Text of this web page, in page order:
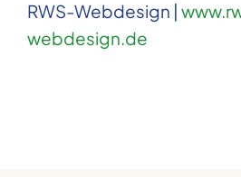
RWS-Webdesign |
webdesign.de